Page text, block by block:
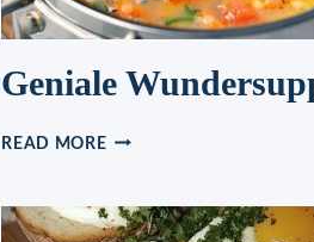
Geniale
READ MOREGENIALE